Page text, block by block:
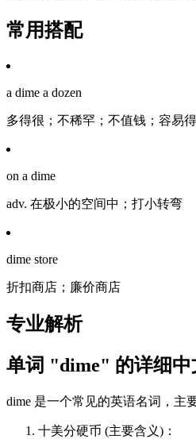
常用搭配
a dime a dozen
多得很；不稀罕；不值钱；容易
on a dime
adv. 在极小的空间中；打小转弯
dime store
折扣商店；廉价商店
专业解析
单词 "dime" 的详细中
dime 是一个常见的英语名词，主
十美分硬币 (主要含义)：